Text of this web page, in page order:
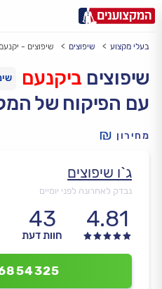
עירעיר: תל אביב, חיפה…
בעלי מקצוע שיפוצים שיפוצים - יקנעם
שיפוצים ביקנעם
עם הפיקוח של
מחירון
ג`ו שיפוצים
נבדק לאחרונה לפני יומיים
4.81
43
חוות דעת